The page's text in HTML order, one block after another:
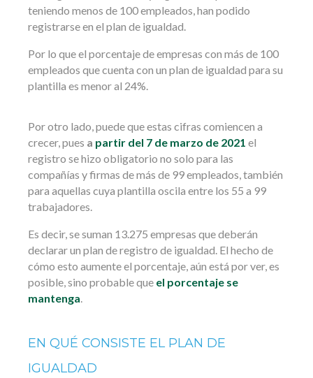
teniendo menos de 100 empleados, han podido
registrarse en el plan de igualdad.
Por lo que el porcentaje de empresas con más de 100
empleados que cuenta con un plan de igualdad para su
plantilla es menor al 24%.
Por otro lado, puede que estas cifras comiencen a
crecer, pues a partir del 7 de marzo de 2021 el
registro se hizo obligatorio no solo para las
compañías y firmas de más de 99 empleados, también
para aquellas cuya plantilla oscila entre los 55 a 99
trabajadores.
Es decir, se suman 13.275 empresas que deberán
declarar un plan de registro de igualdad. El hecho de
cómo esto aumente el porcentaje, aún está por ver, es
posible, sino probable que el porcentaje se
mantenga.
EN QUÉ CONSISTE EL PLAN DE
IGUALDAD